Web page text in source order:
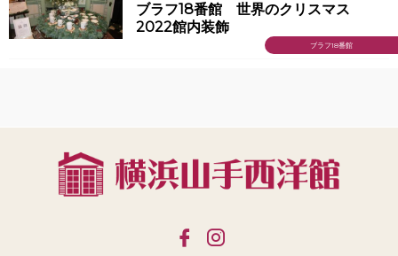
ブラフ18番館
ブラフ18番館 世界のクリスマス
2022館内装飾